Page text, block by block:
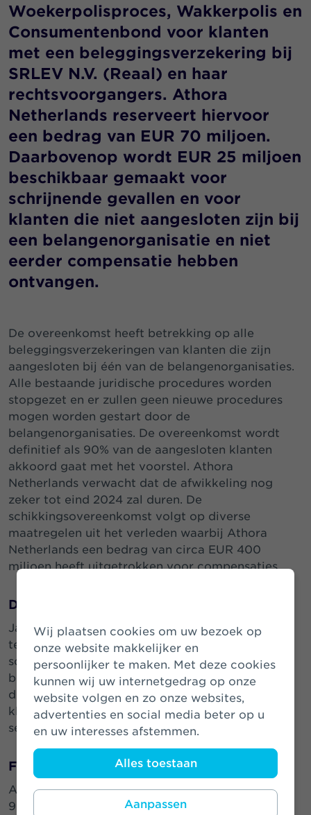
Wij plaatsen cookies om uw bezoek op
onze website makkelijker en
persoonlijker te maken. Met deze cookies
kunnen wij uw internetgedrag op onze
website volgen en zo onze websites,
advertenties en social media beter op u
en uw interesses afstemmen.
Alles toestaan
Aanpassen
Woekerpolisproces, Wakkerpolis en
Consumentenbond voor klanten
met een beleggingsverzekering bij
SRLEV N.V. (Reaal) en haar
rechtsvoorgangers. Athora
Netherlands reserveert hiervoor
een bedrag van EUR 70 miljoen.
Daarbovenop wordt EUR 25 miljoen
beschikbaar gemaakt voor
schrijnende gevallen en voor
klanten die niet aangesloten zijn bij
een belangenorganisatie en niet
eerder compensatie hebben
ontvangen.
De overeenkomst heeft betrekking op alle
beleggingsverzekeringen van klanten die zijn
aangesloten bij één van de belangenorganisaties.
Alle bestaande juridische procedures worden
stopgezet en er zullen geen nieuwe procedures
mogen worden gestart door de
belangenorganisaties. De overeenkomst wordt
definitief als 90% van de aangesloten klanten
akkoord gaat met het voorstel. Athora
Netherlands verwacht dat de afwikkeling nog
zeker tot eind 2024 zal duren. De
schikkingsovereenkomst volgt op diverse
maatregelen uit het verleden waarbij Athora
Netherlands een bedrag van circa EUR 400
miljoen heeft uitgetrokken voor compensaties.
Duidelijkheid en afsluiting
Jan de Pooter, CEO Athora Netherlands: “We zijn
tevreden dat we de definitieve
schikkingsovereenkomst met de
belangenorganisaties kunnen aankondigen. Door
dit akkoord creëren we duidelijkheid voor de
klanten en kunnen we een langjarige issue in de
sector eindelijk afsluiten.”
Financiële impact
Athora Netherlands zal een voorziening van EUR
95 miljoen nemen in het boekjaar 2023 voor de